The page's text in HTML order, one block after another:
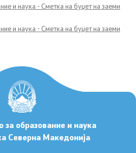
во студентските
и наука - Сметка на буџет на заеми
и наука - Сметка на буџет на заеми
за образование и наука
Северна Македонија